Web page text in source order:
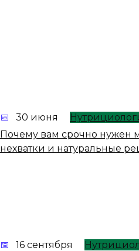
30 июня
Почему вам срочно нужен
нехватки и натуральные
16 сентября